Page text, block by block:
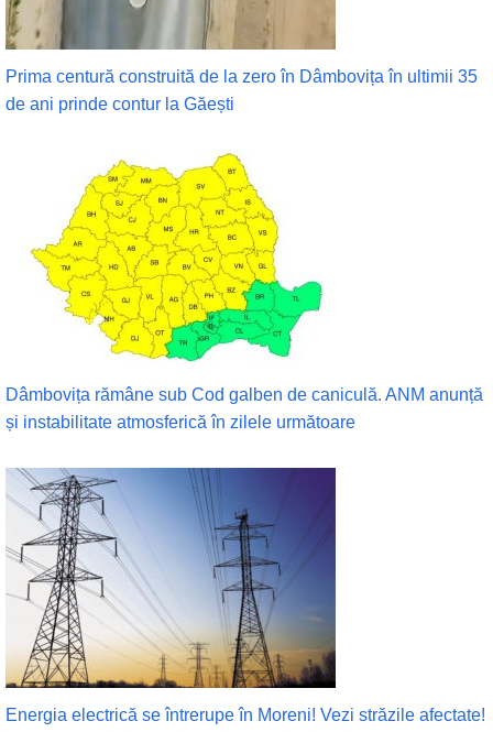
Prima centură construită de la zero în Dâmbovița în ultimii 35
de ani prinde contur la Găești
Dâmbovița rămâne sub Cod galben de caniculă. ANM anunță
și instabilitate atmosferică în zilele următoare
Energia electrică se întrerupe în Moreni! Vezi străzile afectate!